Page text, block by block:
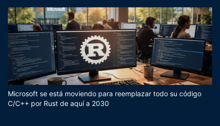
Microsoft se está moviendo para reemplazar todo su código
C/C++ por Rust de aquí a 2030